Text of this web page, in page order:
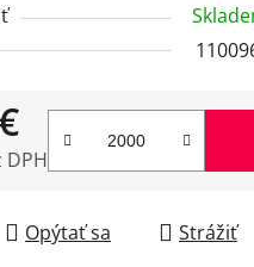
DPH
Opýtať sa Strážiť